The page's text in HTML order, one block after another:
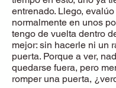
entrenado. Llego,
normalmente en unos
tengo de vuelta dentro
mejor: sin hacerle ni un
puerta. Porque a ver,
quedarse fuera, pero
romper una puerta,